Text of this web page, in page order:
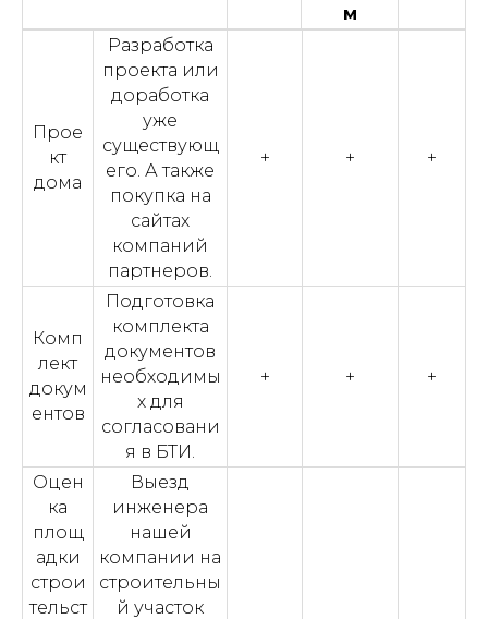
м
Прое
кт
дома
Разработка
проекта или
доработка
уже
существующ
его. А также
покупка на
сайтах
компаний
партнеров.
+ + +
Комп
лект
докум
ентов
Подготовка
комплекта
документов
необходимы
х для
согласовани
я в БТИ.
+ + +
Оцен
ка
площ
адки
строи
тельст
Выезд
инженера
нашей
компании на
строительны
й участок